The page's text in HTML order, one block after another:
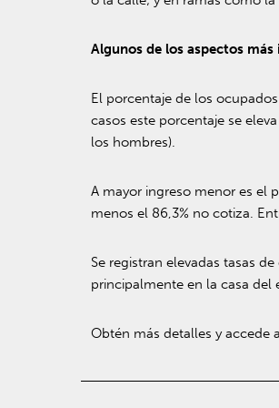
Algunos de los aspectos
El porcentaje de los
casos este porcentaje se
los hombres).
A mayor ingreso menor es el
menos el 86,3% no cotiza.
Se registran elevadas tasas
principalmente en la casa del
Obtén más detalles y accede